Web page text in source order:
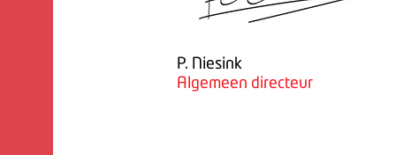
P. Niesink
Algemeen directeur